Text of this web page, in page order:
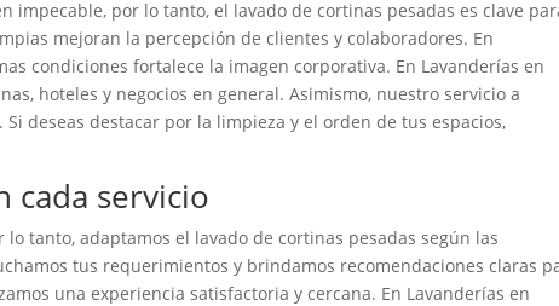
impecable, por lo tanto, el lavado de cortinas pesadas es clave
mejoran la percepción de clientes y colaboradores. En
condiciones fortalece la imagen corporativa. En Lavanderías en
hoteles y negocios en general. Asimismo, nuestro servicio a
deseas destacar por la limpieza y el orden de tus espacios,
cada servicio
tanto, adaptamos el lavado de cortinas pesadas según las
tus requerimientos y brindamos recomendaciones claras
una experiencia satisfactoria y cercana. En Lavanderías en